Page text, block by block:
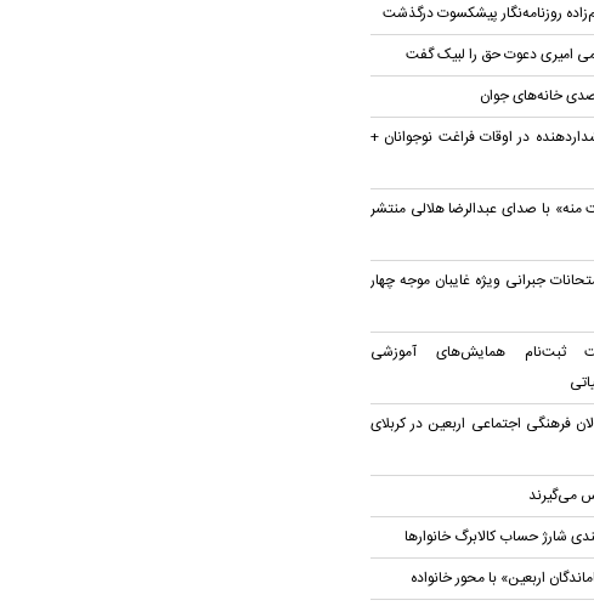
روزنامه‌نگار پیشکسوت درگذشت
امیری دعوت حق را لبیک گفت
در اوقات فراغت نوجوانان +
منه» با صدای عبدالرضا هلالی منتشر
جبرانی ویژه غایبان موجه چهار
ثبت‌نام همایش‌های آموزشی
فرهنگی اجتماعی اربعین در کربلای
می‌گیرند
شارژ حساب کالابرگ خانوار‌ها
اربعین» با محور خانواده